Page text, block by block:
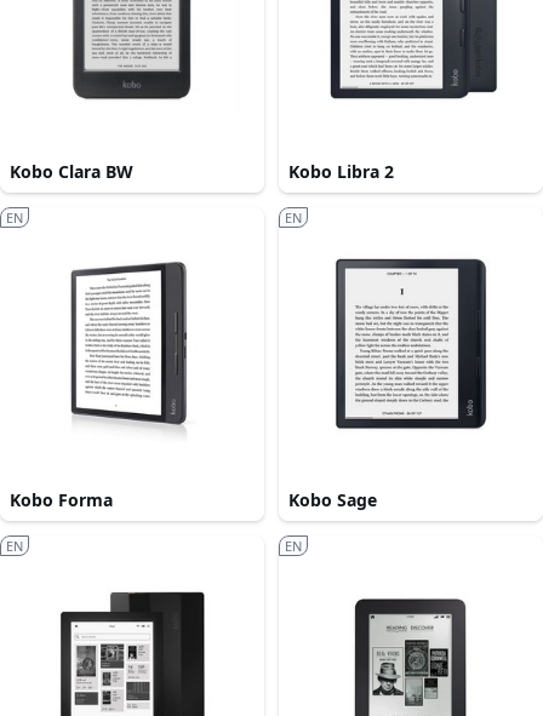
Kobo Clara BW Kobo Libra 2
Kobo Forma
EN
Kobo Sage
EN
EN EN